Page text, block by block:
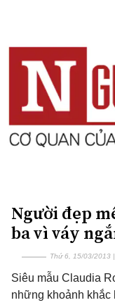
Người đẹp
ba vì váy
Thứ 6, 15/03/2013
Siêu mẫu Claudia
những khoảnh khắc